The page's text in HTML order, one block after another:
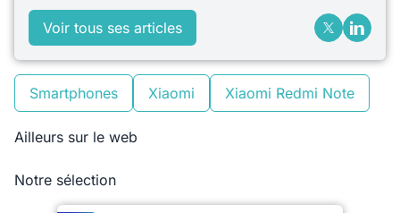
Voir tous ses articles
Smartphones Xiaomi Xiaomi Redmi Note
Ailleurs sur le web
Notre sélection